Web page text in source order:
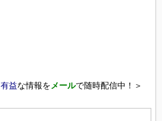
有益な情報を メールで随時配信中！＞